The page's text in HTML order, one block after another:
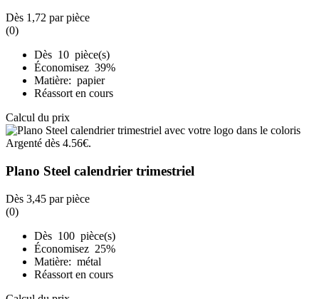
Dès 1,72 par pièce
(0)
Dès 10 pièce(s)
Économisez 39%
Matière: papier
Réassort en cours
Calcul du prix
Plano Steel calendrier trimestriel
Dès 3,45 par pièce
(0)
Dès 100 pièce(s)
Économisez 25%
Matière: métal
Réassort en cours